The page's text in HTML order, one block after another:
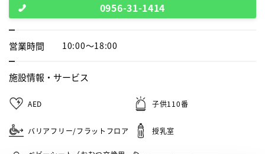
0956-31-1414
営業時間 10:00～18:00
施設情報・ サービス
AED 子供110番
バリアフリー/フラットフロア 授乳室